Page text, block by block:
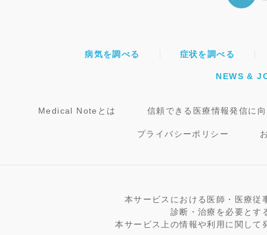
病気を調べる 症状を調べる
NEWS &
Medical Noteとは 信頼できる医療情報発信に
プライバシーポリシー
本サービスにおける医師・医療従
診断・治療を必要とす
本サービス上の情報や利用に関し